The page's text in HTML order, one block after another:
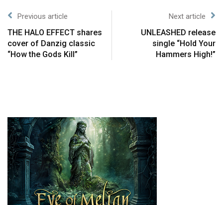
Previous article
THE HALO EFFECT shares
cover of Danzig classic
“How the Gods Kill”
Next article
UNLEASHED release
single “Hold Your
Hammers High!”